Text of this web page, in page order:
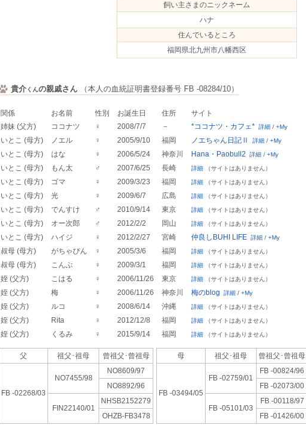
飼い主さまのニックネーム
ハナ
住んでいるところ
福岡県北九州市八幡西区
貴介くんの親戚さん （本人の血統証明書登録番号 FB -08284/10）
関係 お名前 性別 お誕生日 住所
サイト
姉妹 (父方)
ココナツ ♀ 2008/7/7 － *ココナツ・カフェ* 詳細 / +My
いとこ (母方) ノエル ♀ 2005/9/10 福岡 ノエちゃん日記Ⅱ 詳細 / +My
いとこ (母方) はな ♀ 2006/5/24 神奈川 Hana・Paobull2 詳細 / +My
いとこ (母方) もん太 ♂ 2007/6/25 長崎 詳細 （サイトはありません）
いとこ (母方) ゴマ ♀ 2009/3/23 福岡 詳細 （サイトはありません）
いとこ (母方) 光 ♀ 2009/6/7 広島 詳細 （サイトはありません）
いとこ (母方) でんすけ ♂ 2010/9/14 東京 詳細 （サイトはありません）
いとこ (母方) オー次郎 ♂ 2012/2/2 岡山 詳細 （サイトはありません）
いとこ (母方) ハイジ ♀ 2012/2/27 宮崎 仲良しBUHI LIFE 詳細 / +My
叔母 (母方) がちゃぴん ♀ 2005/3/6 福岡 詳細 （サイトはありません）
叔母 (母方) こんぶ ♀ 2009/3/1 福岡 詳細 （サイトはありません）
姪 (父方) こはる ♀ 2006/11/26 東京 詳細 （サイトはありません）
姪 (父方) 梅 ♀ 2006/11/26 神奈川 梅のblog 詳細 / +My
姪 (父方) ルコ ♀ 2008/6/14 沖縄 詳細 （サイトはありません）
姪 (父方) Rita ♀ 2012/12/8 福岡 詳細 （サイトはありません）
姪 (父方) くるみ ♀ 2015/9/14 福岡 詳細 （サイトはありません）
父 祖父･祖母 曾祖父･ 曾祖母
FB -02268/03
NO7455/98
NO8609/97
NO8892/96
FIN22140/01
NHSB2152279
OHZB-FB3478
母 祖父･祖母 曾祖父･ 曾祖母
FB -03494/05
FB -02759/01
FB -00824/96
FB -02073/00
FB -05101/03
FB -00118/97
FB -01426/00